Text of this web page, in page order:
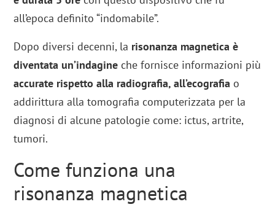
all’epoca definito “indomabile”.
Dopo diversi decenni, la risonanza magnetica è
diventata un’indagine che fornisce informazioni più
accurate rispetto alla radiografia, all’ecografia o
addirittura alla tomografia computerizzata per la
diagnosi di alcune patologie come: ictus, artrite,
tumori.
Come funziona una
risonanza magnetica